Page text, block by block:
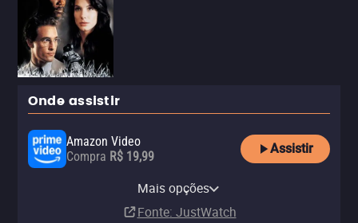
Onde assistir
Amazon Video
Compra R$ 19,99
Assistir
R$ 19,90
Mais opções
Fonte: JustWatch